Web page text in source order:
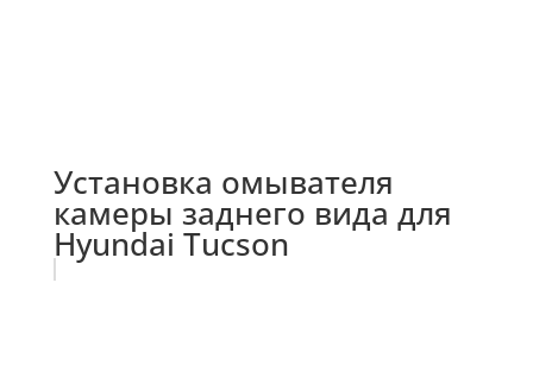
Установка омывателя
камеры заднего вида для
Hyundai Tucson